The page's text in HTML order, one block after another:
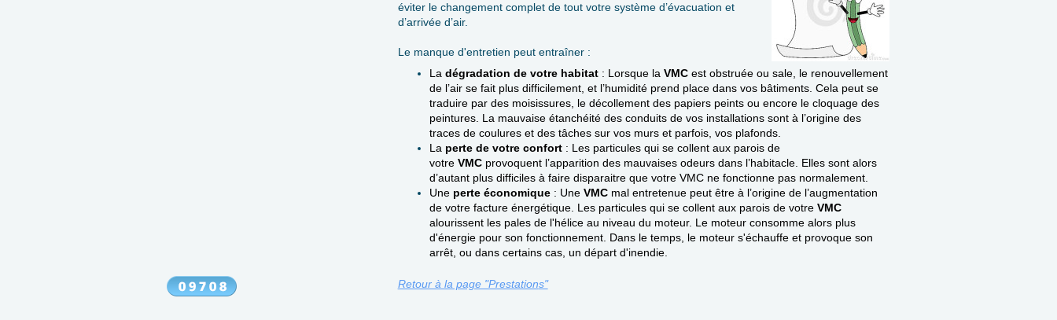
éviter le changement complet de tout votre système d’évacuation et
d’arrivée d’air.
Le manque d'entretien peut entraîner :
La dégradation de votre habitat: Lorsque la VMCest obstruée ou sale, le renouvellement
de l’air se fait plus difficilement, et l’humidité prend place dans vos bâtiments. Cela peut se
traduire par des moisissures, le décollement des papiers peints ou encore le cloquage des
peintures. La mauvaise étanchéité des conduits de vos installations sont à l’origine des
traces de coulures et des tâches sur vos murs et parfois, vos plafonds.
La perte de votre confort: Les particules qui se collent aux parois de
votre VMCprovoquent l’apparition des mauvaises odeurs dans l’habitacle. Elles sont alors
d’autant plus difficiles à faire disparaitre que votre VMC ne fonctionne pas normalement.
Uneperte économique : Une VMCmal entretenue peut être à l’origine de l’augmentation
de votre facture énergétique. Les particules qui se collent aux parois de votre VMC
alourissent les pales de l'hélice au niveau du moteur. Le moteur consomme alors plus
d'énergie pour son fonctionnement . Dans le temps, le moteur s'échauffe et provoque son
arrêt, ou dans certains cas, un départ d'inendie.
Retour à la page "Prestations"